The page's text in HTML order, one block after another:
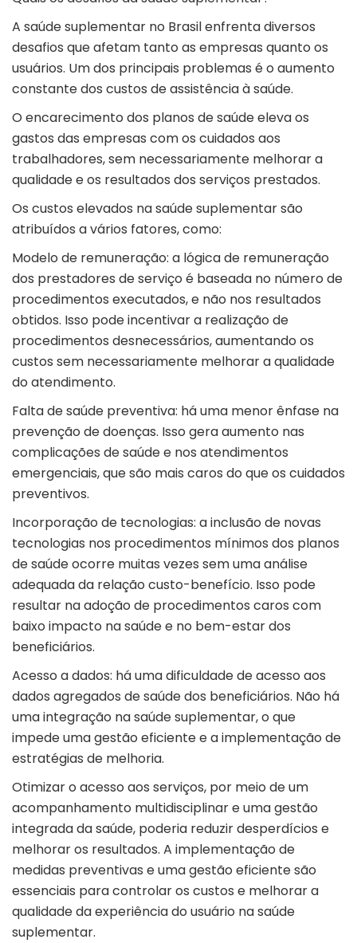
A saúde suplementar no Brasil enfrenta diversos
desafios que afetam tanto as empresas quanto os
usuários. Um dos principais problemas é o aumento
constante dos custos de assistência à saúde.
O encarecimento dos planos de saúde eleva os
gastos das empresas com os cuidados aos
trabalhadores, sem necessariamente melhorar a
qualidade e os resultados dos serviços prestados.
Os custos elevados na saúde suplementar são
atribuídos a vários fatores, como:
Modelo de remuneração: a lógica de remuneração
dos prestadores de serviço é baseada no número de
procedimentos executados, e não nos resultados
obtidos. Isso pode incentivar a realização de
procedimentos desnecessários, aumentando os
custos sem necessariamente melhorar a qualidade
do atendimento.
Falta de saúde preventiva: há uma menor ênfase na
prevenção de doenças. Isso gera aumento nas
complicações de saúde e nos atendimentos
emergenciais, que são mais caros do que os cuidados
preventivos.
Incorporação de tecnologias: a inclusão de novas
tecnologias nos procedimentos mínimos dos planos
de saúde ocorre muitas vezes sem uma análise
adequada da relação custo-benefício. Isso pode
resultar na adoção de procedimentos caros com
baixo impacto na saúde e no bem-estar dos
beneficiários.
Acesso a dados: há uma dificuldade de acesso aos
dados agregados de saúde dos beneficiários. Não há
uma integração na saúde suplementar, o que
impede uma gestão eficiente e a implementação de
estratégias de melhoria.
Otimizar o acesso aos serviços, por meio de um
acompanhamento multidisciplinar e umagestão
integrada da saúde, poderia reduzir desperdícios e
melhorar os resultados. A implementação de
medidas preventivas e uma gestão eficiente são
essenciais para controlar os custos e melhorar a
qualidade da experiência do usuário na saúde
suplementar.